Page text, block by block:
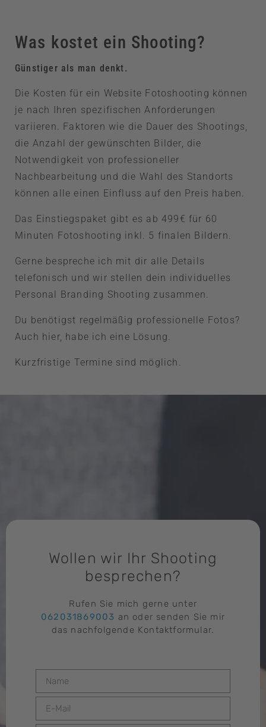
Was kostet ein Shooting?
Günstiger als man denkt.
Die Kosten für ein Website Fotoshooting können
je nach Ihren spezifischen Anforderungen
variieren. Faktoren wie die Dauer des Shootings,
die Anzahl der gewünschten Bilder, die
Notwendigkeit von professioneller
Nachbearbeitung und die Wahl des Standorts
können alle einen Einfluss auf den Preis haben.
Das Einstiegspaket gibt es ab 499€ für 60
Minuten Fotoshooting inkl. 5 finalen Bildern.
Gerne bespreche ich mit dir alle Details
telefonisch und wir stellen dein individuelles
Personal Branding Shooting zusammen.
Du benötigst regelmäßig professionelle Fotos?
Auch hier, habe ich eine Lösung.
Kurzfristige Termine sind möglich.
Wollen wir Ihr Shooting
besprechen?
Rufen Sie mich gerne unter
062031869003 an oder senden Sie mir
das nachfolgende Kontaktformular.